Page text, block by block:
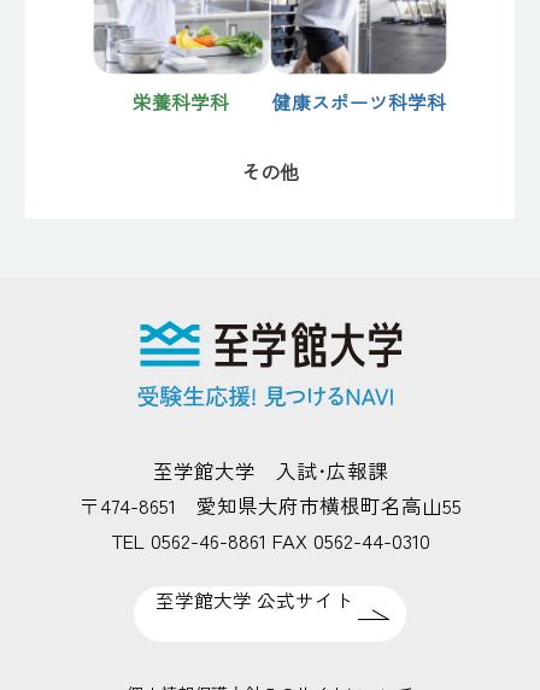
健康スポーツ科学科
栄養科学科
その他
至学館大学 公式サイト
至学館大学 入試･広報課
〒474-8651 愛知県大府市横根町名高山55
TEL 0562-46-8861 FAX 0562-44-0310